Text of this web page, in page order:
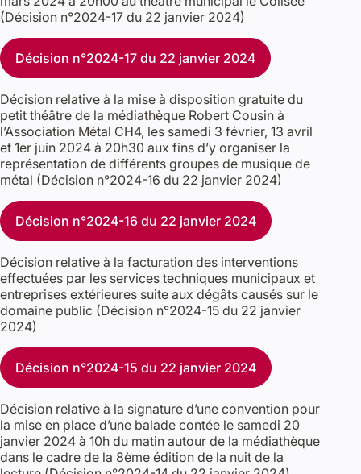
(Décision n°2024-17 du 22 janvier 2024)
Décision n°2024-17 du 22 janvier 2024
Décision relative à la mise à disposition gratuite du
petit théâtre de la médiathèque Robert Cousin à
l’Association Métal CH4, les samedi 3 février, 13 avril
et 1er juin 2024 à 20h30 aux fins d’y organiser la
représentation de différents groupes de musique de
métal (Décision n°2024-16 du 22 janvier 2024)
Décision n°2024-16 du 22 janvier 2024
Décision relative à la facturation des interventions
effectuées par les services techniques municipaux et
entreprises extérieures suite aux dégâts causés sur le
domaine public (Décision n°2024-15 du 22 janvier
2024)
Décision n°2024-15 du 22 janvier 2024
Décision relative à la signature d’une convention pour
la mise en place d’une balade contée le samedi 20
janvier 2024 à 10h du matin autour de la médiathèque
dans le cadre de la 8ème édition de la nuit de la